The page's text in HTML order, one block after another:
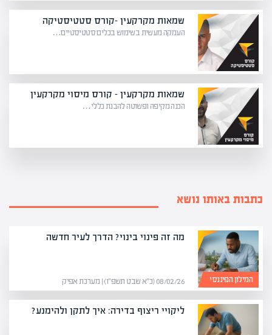
שמאות מקרקעין -קורס סטטיסטיקה
העמקה מעשית בשימוש בכלים סטטיסטיים…
שמאות מקרקעין – קורס מיסוי מקרקעין
הכנה מקיפה ופשוטה להבנת כללי…
כתבות באותו נושא
המילון הפיננסי
מה זה פינוי בינוי? הדרך לעיר חדשה
08/02/26 (כ״א שבט תשפ״ו) | מערכת אפיק
ליקויי ריצוף בדירה: איך לתקן ולהימנע?